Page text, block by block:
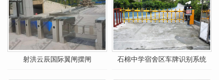
射洪云辰国际翼闸摆闸 石棉中学宿舍区车牌识别系统